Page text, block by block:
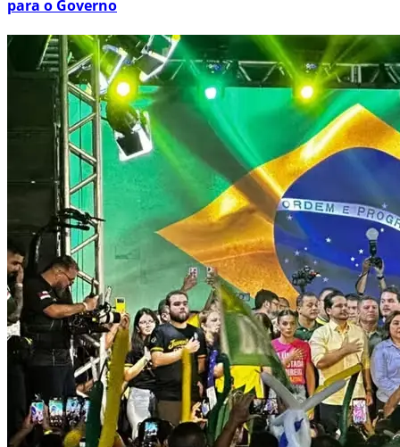
para o Governo